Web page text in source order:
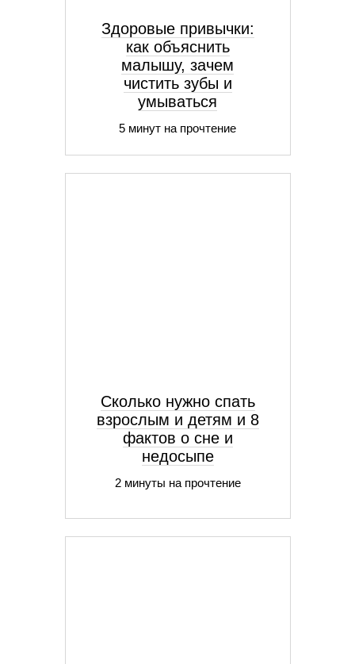
Здоровые привычки:
как объяснить
малышу, зачем
чистить зубы и
умываться
5 минут на прочтение
Сколько нужно спать
взрослым и детям и 8
фактов о сне и
недосыпе
2 минуты на прочтение